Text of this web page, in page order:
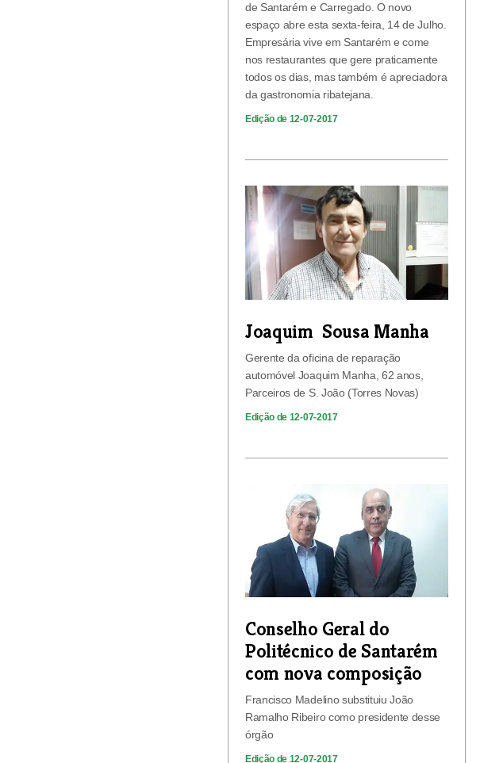
de Santarém e Carregado. O novo
espaço abre esta sexta-feira, 14 de Julho.
Empresária vive em Santarém e come
nos restaurantes que gere praticamente
todos os dias, mas também é apreciadora
da gastronomia ribatejana.
Edição de 12-07-2017
Joaquim Sousa Manha
Gerente da oficina de reparação
automóvel Joaquim Manha, 62 anos,
Parceiros de S. João (Torres Novas)
Edição de 12-07-2017
Conselho Geral do
Politécnico de Santarém
com nova composição
Francisco Madelino substituiu João
Ramalho Ribeiro como presidente desse
órgão
Edição de 12-07-2017